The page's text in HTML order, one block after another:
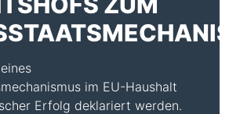
im EU-Haushalt
Erfolg deklariert werden.